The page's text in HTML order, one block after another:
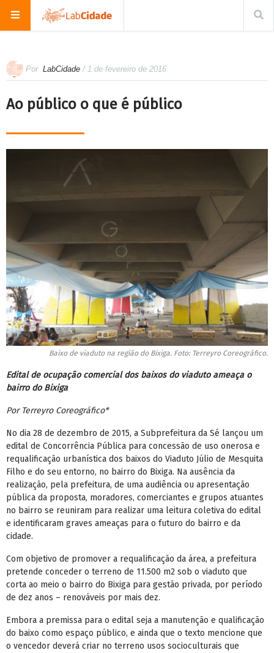
Por LabCidade / 1 de fevereiro de 2016
Ao público o que é público
Baixo de viaduto na região do Bixiga. Foto: Terreyro Coreográfico.
Edital de ocupação comercial dos baixos do viaduto ameaça o
bairro do Bixiga
Por Terreyro Coreográfico*
No dia 28 de dezembro de 2015, a Subprefeitura da Sé lançou um
edital de Concorrência Pública para concessão de uso onerosa e
requalificação urbanística dos baixos do Viaduto Júlio de Mesquita
Filho e do seu entorno, no bairro do Bixiga. Na ausência da
realização, pela prefeitura, de uma audiência ou apresentação
pública da proposta, moradores, comerciantes e grupos atuantes
no bairro se reuniram para realizar uma leitura coletiva do edital
e identificaram graves ameaças para o futuro do bairro e da
cidade.
Com objetivo de promover a requalificação da área, a prefeitura
pretende conceder o terreno de 11.500 m2 sob o viaduto que
corta ao meio o bairro do Bixiga para gestão privada, por período
de dez anos – renováveis por mais dez.
Embora a premissa para o edital seja a manutenção e qualificação
do baixo como espaço público, e ainda que o texto mencione que
o vencedor deverá criar no terreno usos socioculturais que